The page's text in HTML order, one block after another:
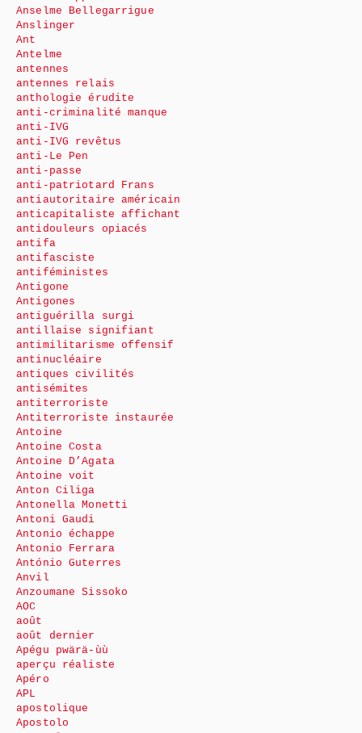
Anselme Bellegarrigue
Anslinger
Ant
Antelme
antennes
antennes relais
anthologie érudite
anti-criminalité manque
anti-IVG
anti-IVG revêtus
anti-Le Pen
anti-passe
anti-patriotard Frans
antiautoritaire américain
anticapitaliste affichant
antidouleurs opiacés
antifa
antifasciste
antiféministes
Antigone
Antigones
antiguérilla surgi
antillaise signifiant
antimilitarisme offensif
antinucléaire
antiques civilités
antisémites
antiterroriste
Antiterroriste instaurée
Antoine
Antoine Costa
Antoine D’Agata
Antoine voit
Anton Ciliga
Antonella Monetti
Antoni Gaudi
Antonio échappe
Antonio Ferrara
António Guterres
Anvil
Anzoumane Sissoko
AOC
août
août dernier
Apégu pwärä-ùù
aperçu réaliste
Apéro
APL
apostolique
Apostolo